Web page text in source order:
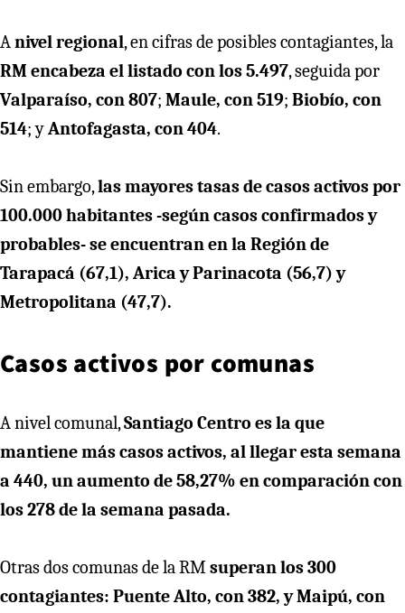
Anivel regional, en cifras de posibles contagiantes, la
RM encabeza el listado con los 5.497, seguida por
Valparaíso, con 807; Maule, con 519; Biobío, con
514; yAntofagasta, con 404.
Sin embargo,las mayores tasas de casos activos por
100.000 habitantes -según casos confirmados y
probables- se encuentran en la Región de
Tarapacá (67,1), Arica y Parinacota (56,7) y
Metropolitana (47,7).
Casos activos por comunas
A nivel comunal,Santiago Centro es la que
mantiene más casos activos, al llegar esta semana
a 440, un aumento de 58,27% en comparación con
los 278 de la semana pasada.
Otras dos comunas de la RM superan los 300
contagiantes: Puente Alto, con 382, y Maipú, con